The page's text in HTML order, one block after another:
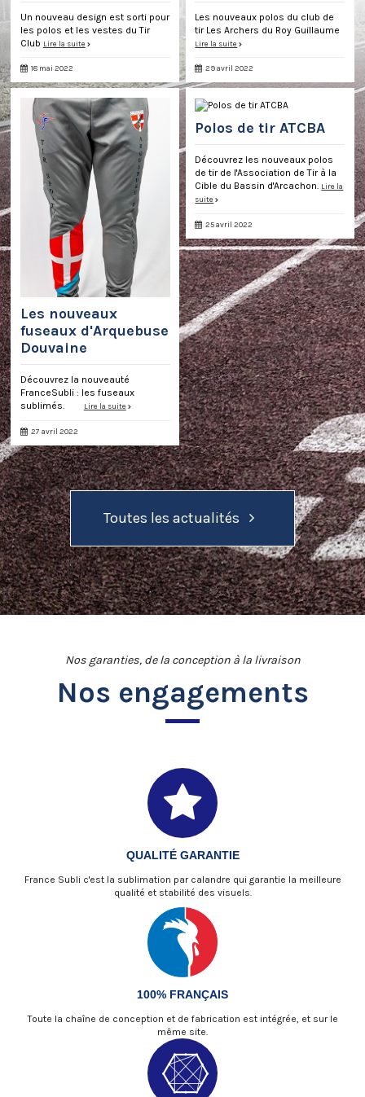
Un nouveau design est sorti pour
les polos et les vestes du Tir
Club Lire la suite
18 mai 2022
Les nouveaux polos du club de
tir Les Archers du Roy Guillaume
Lire la suite
29 avril 2022
Les nouveaux
fuseaux d'Arquebuse
Douvaine
Découvrez la nouveauté
FranceSubli : les fuseaux
sublimés.
Lire la suite
27 avril 2022
Polos de tir ATCBA
Découvrez les nouveaux polos
de tir de l'Association de Tir à la
Cible du Bassin d'Arcachon. Lire la
suite
25 avril 2022
Toutes les actualités
Nos garanties, de la conception à la livraison
Nos engagements
QUALITÉ GARANTIE
France Subli c'est la sublimation par calandre qui garantie la meilleure
qualité et stabilité des visuels.
100% FRANÇAIS
Toute la chaîne de conception et de fabrication est intégrée, et sur le
même site.